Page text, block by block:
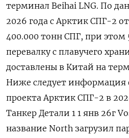
‌терминал Beihai LNG. По
‌2026 года с Арктик СПГ-2
400.000 тонн СПГ, при
перевалку ​с плавучего
доставлены в Китай на
Ниже следует ‌информация
проекта Арктик СПГ-2 в
Танкер Детали 1 1 янв 26г
название North загрузил